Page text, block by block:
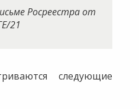
Росреестра от
21
следующие